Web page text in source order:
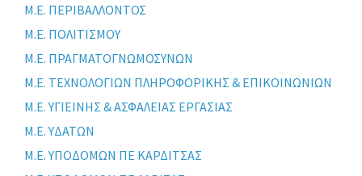
Μ.Ε. ΠΕΡΙΒΑΛΛΟΝΤΟΣ
Μ.Ε. ΠΟΛΙΤΙΣΜΟΥ
Μ.Ε. ΠΡΑΓΜΑΤΟΓΝΩΜΟΣΥΝΩΝ
Μ.Ε. ΤΕΧΝΟΛΟΓΙΩΝ ΠΛΗΡΟΦΟΡΙΚΗΣ & ΕΠΙΚΟΙΝΩΝΙΩΝ
Μ.Ε. ΥΓΙΕΙΝΗΣ & ΑΣΦΑΛΕΙΑΣ ΕΡΓΑΣΙΑΣ
Μ.Ε. ΥΔΑΤΩΝ
Μ.Ε. ΥΠΟΔΟΜΩΝ ΠΕ ΚΑΡΔΙΤΣΑΣ